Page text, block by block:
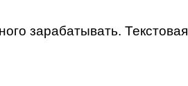
зарабатывать. Текстовая